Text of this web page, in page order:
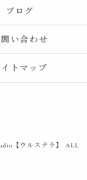
ブログ
い合わせ
イトマップ
【ウルステラ】 ALL